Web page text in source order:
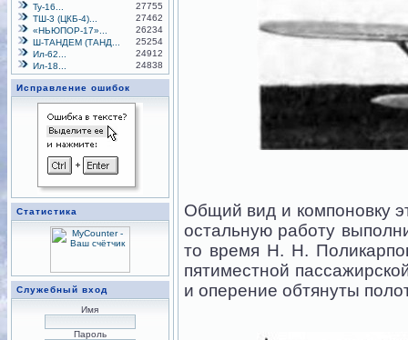
Ту-16...
27755
ТШ-3 (ЦКБ-4)...
27462
«НЬЮПОР-17»...
26234
Ш-ТАНДЕМ (ТАНД...
25254
Ил-62...
24912
Ил-18...
24838
Исправление ошибок
Статистика
Служебный вход
Имя
Пароль
Общий вид и компоновку
остальную работу
то время Н. Н.
пятиместной
и оперение обтянуты